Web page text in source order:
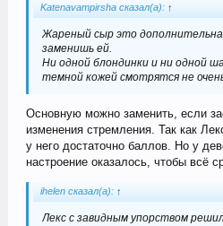
Katenavampirsha сказал(а): ↑
Жареный сыр это
заменишь ей.
Ни одной блондинки и ни одной
темной кожей смотрятся не
Основную можно заменить, если
изменения стремления. Так как
у него достаточно баллов. Но у
настроение оказалось, чтобы всё
ihelen сказал(а): ↑
Лекс с завидным упорством